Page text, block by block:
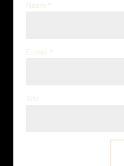
Naam *
E-mail *
Site